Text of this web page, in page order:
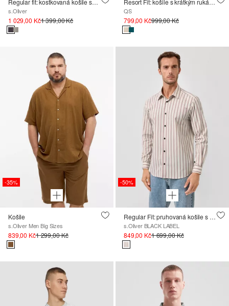
s.Oliver
1 029,00 Kč1 399,00 Kč
QS
799,00 Kč999,00 Kč
-35%
Košile
s.Oliver Men Big Sizes
839,00 Kč1 299,00 Kč
-50%
Regular Fit: pruhovaná košile s dlouhým rukávem a límcem Kent
s.Oliver BLACK LABEL
849,00 Kč1 699,00 Kč